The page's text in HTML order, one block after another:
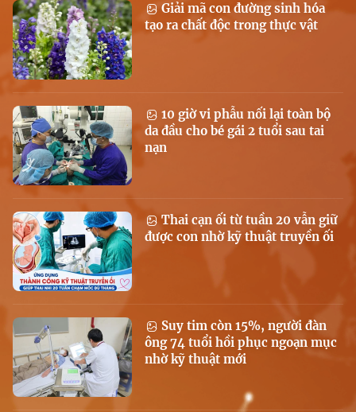
Giải mã con đường sinh hóa
tạo ra chất độc trong thực vật
10 giờ vi phẫu nối lại toàn bộ
da đầu cho bé gái 2 tuổi sau tai
nạn
Thai cạn ối từ tuần 20 vẫn giữ
được con nhờ kỹ thuật truyền ối
Suy tim còn 15%, người đàn
ông 74 tuổi hồi phục ngoạn mục
nhờ kỹ thuật mới